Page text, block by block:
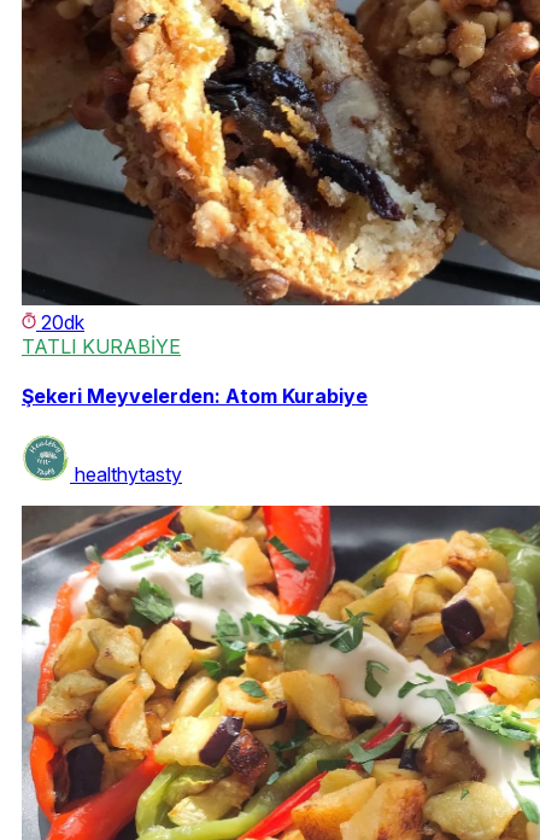
20dk
TATLI KURABİYE
Şekeri Meyvelerden: Atom Kurabiye
healthytasty